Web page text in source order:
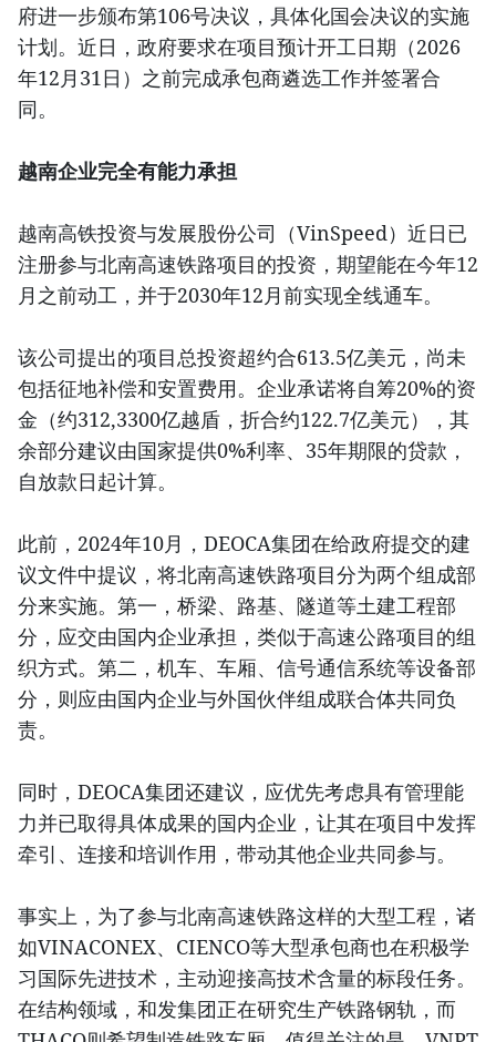
府进一步颁布第106号决议，具体化国会决议的实施
计划。近日，政府要求在项目预计开工日期（2026
年12月31日）之前完成承包商遴选工作并签署合
同。
越南企业完全有能力承担
越南高铁投资与发展股份公司（VinSpeed）近日已
注册参与北南高速铁路项目的投资，期望能在今年12
月之前动工，并于2030年12月前实现全线通车。
该公司提出的项目总投资超约合613.5亿美元，尚未
包括征地补偿和安置费用。企业承诺将自筹20%的资
金（约312,3300亿越盾，折合约122.7亿美元），其
余部分建议由国家提供0%利率、35年期限的贷款，
自放款日起计算。
此前，2024年10月，DEOCA集团在给政府提交的建
议文件中提议，将北南高速铁路项目分为两个组成部
分来实施。第一，桥梁、路基、隧道等土建工程部
分，应交由国内企业承担，类似于高速公路项目的组
织方式。第二，机车、车厢、信号通信系统等设备部
分，则应由国内企业与外国伙伴组成联合体共同负
责。
同时，DEOCA集团还建议，应优先考虑具有管理能
力并已取得具体成果的国内企业，让其在项目中发挥
牵引、连接和培训作用，带动其他企业共同参与。
事实上，为了参与北南高速铁路这样的大型工程，诸
如VINACONEX、CIENCO等大型承包商也在积极学
习国际先进技术，主动迎接高技术含量的标段任务。
在结构领域，和发集团正在研究生产铁路钢轨，而